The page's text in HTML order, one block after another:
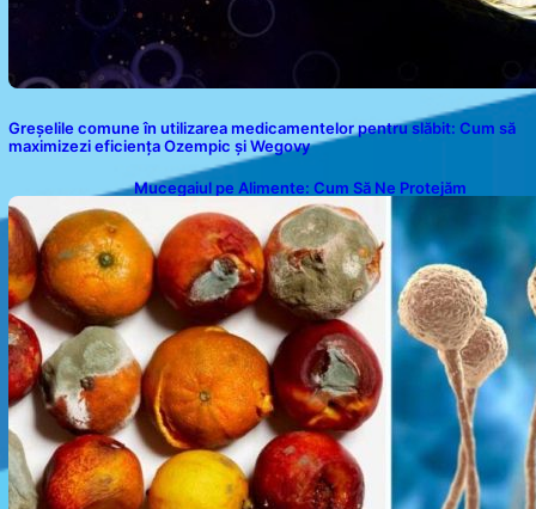
Greșelile comune în utilizarea medicamentelor pentru slăbit: Cum să
maximizezi eficiența Ozempic și Wegovy
Mucegaiul pe Alimente: Cum Să Ne Protejăm
Sănătatea?